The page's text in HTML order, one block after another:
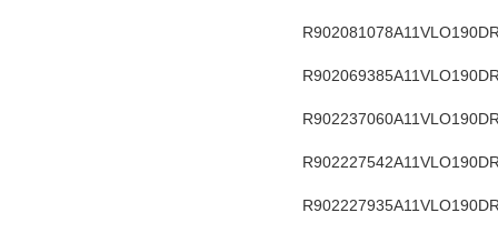
R902081078
R902069385
R902237060
R902227542
R902227935